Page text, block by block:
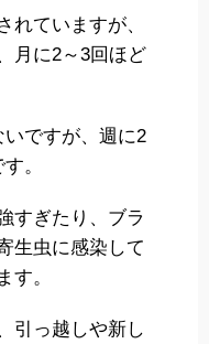
れていますが、
月に2～3回ほど
ですが、週に2
。
すぎたり、ブラ
生虫に感染して
す。
引っ越しや新し